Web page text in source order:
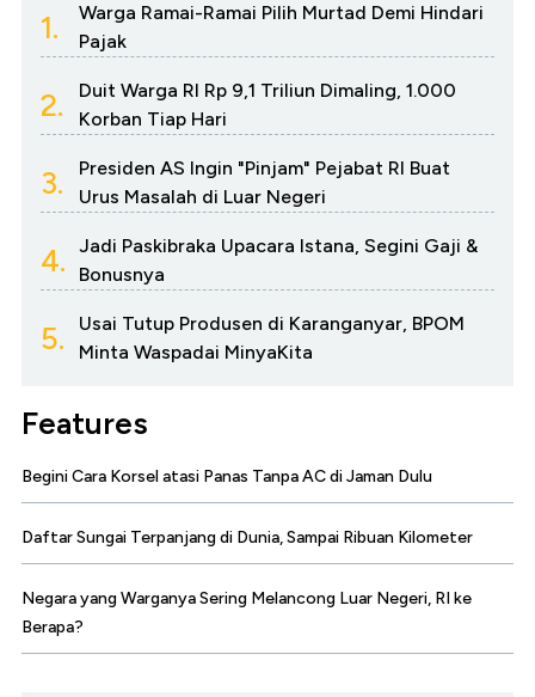
1.
Warga Ramai-Ramai Pilih Murtad Demi Hindari
Pajak
2.
Duit Warga RI Rp 9,1 Triliun Dimaling, 1.000
Korban Tiap Hari
3.
Presiden AS Ingin "Pinjam" Pejabat RI Buat
Urus Masalah di Luar Negeri
4.
Jadi Paskibraka Upacara Istana, Segini Gaji &
Bonusnya
5.
Usai Tutup Produsen di Karanganyar, BPOM
Minta Waspadai MinyaKita
Features
Begini Cara Korsel atasi Panas Tanpa AC di Jaman Dulu
Daftar Sungai Terpanjang di Dunia, Sampai Ribuan Kilometer
Negara yang Warganya Sering Melancong Luar Negeri, RI ke
Berapa?